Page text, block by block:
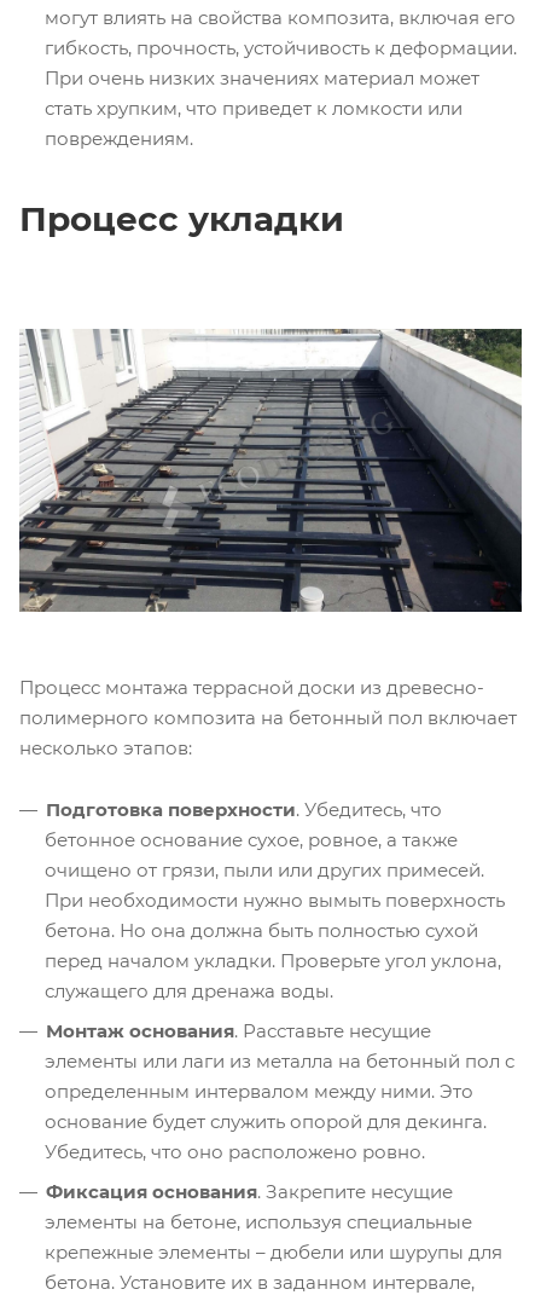
могут влиять на свойства композита, включая его
гибкость, прочность, устойчивость к деформации.
При очень низких значениях материал может
стать хрупким, что приведет к ломкости или
повреждениям.
Процесс укладки
Процесс монтажа террасной доски из древесно-
полимерного композита на бетонный пол включает
несколько этапов:
Подготовка поверхности. Убедитесь, что
бетонное основание сухое, ровное, а также
очищено от грязи, пыли или других примесей.
При необходимости нужно вымыть поверхность
бетона. Но она должна быть полностью сухой
перед началом укладки. Проверьте угол уклона,
служащего для дренажа воды.
Монтаж основания. Расставьте несущие
элементы или лаги из металла на бетонный пол с
определенным интервалом между ними. Это
основание будет служить опорой для декинга.
Убедитесь, что оно расположено ровно.
Фиксация основания. Закрепите несущие
элементы на бетоне, используя специальные
крепежные элементы – дюбели или шурупы для
бетона. Установите их в заданном интервале,